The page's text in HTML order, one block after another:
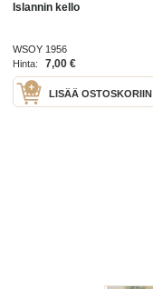
Islannin kello
WSOY 1956
Hinta:
7,00 €
LISÄÄ OSTOSKORIIN